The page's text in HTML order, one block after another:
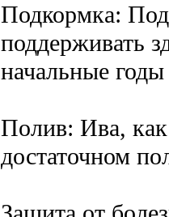
Подкормка:
поддерживать
начальные
Полив: Ива, как
достаточном